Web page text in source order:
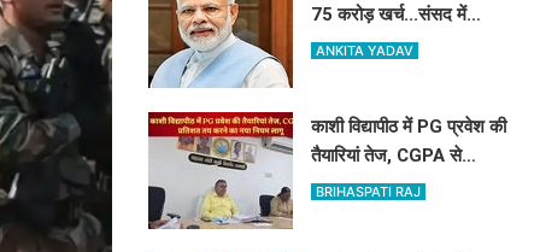
75 करोड़ खर्च...संसद में
सरकार ने पेश किए PM मोदी
ANKITA YADAV
काशी विद्यापीठ में PG प्रवेश की
तैयारियां तेज, CGPA से
प्रतिशत तय करने का नया
BRIHASPATI RAJ